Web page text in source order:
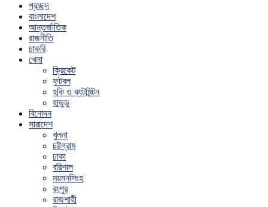
প্রচ্ছদ
বাংলাদেশ
আন্তর্জাতিক
রাজনীতি
চাকরি
খেলা
ক্রিকেট
ফুটবল
হকি ও ব্যটমিন্টন
হাডুডু
বিনোদন
সারাদেশ
খুলনা
চট্টগ্রাম
ঢাকা
বরিশাল
ময়মনসিংহ
রংপুর
রাজশাহী